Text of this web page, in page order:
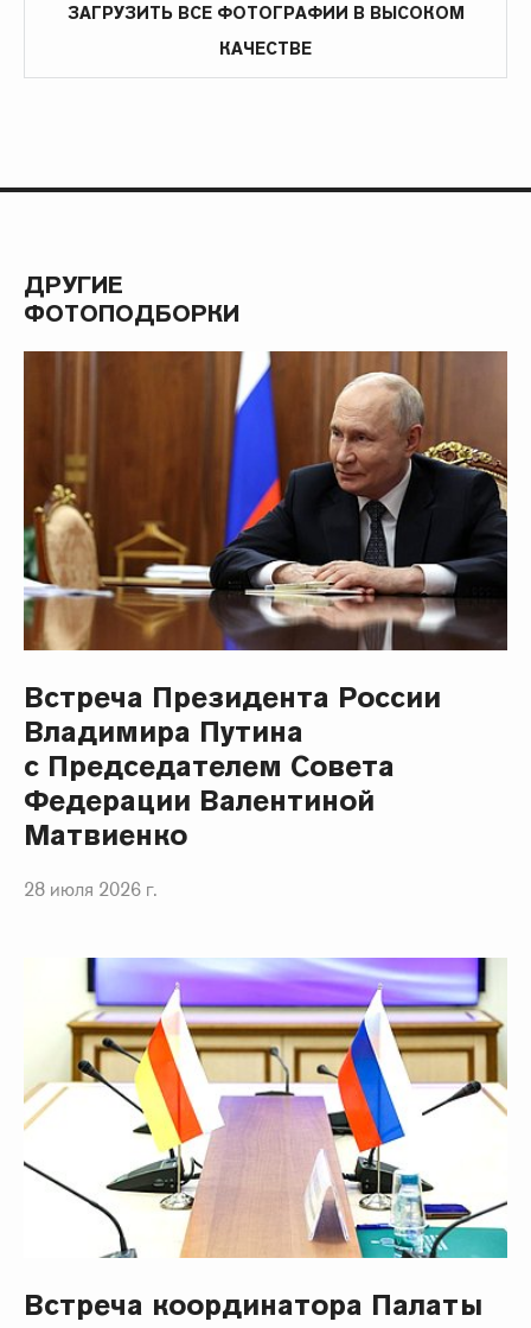
ЗАГРУЗИТЬ ВСЕ ФОТОГРАФИИ В ВЫСОКОМ
КАЧЕСТВЕ
ДРУГИЕ
ФОТОПОДБОРКИ
Встреча Президента России
Владимира Путина
с Председателем Совета
Федерации Валентиной
Матвиенко
28 июля 2026 г.
Встреча координатора Палаты